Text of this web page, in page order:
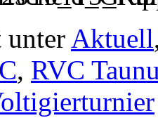
Aktuell
, RVC